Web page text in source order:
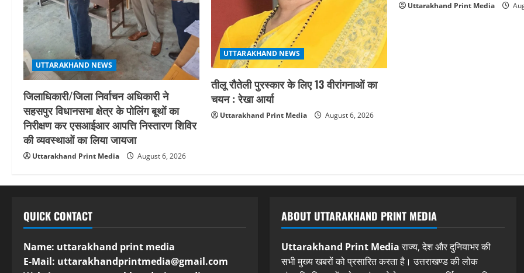
UTTARAKHAND NEWS
जिलाधिकारी/जिला निर्वाचन अधिकारी ने
सहसपुर विधानसभा क्षेत्र के पोलिंग बूथों का
निरीक्षण कर एसआईआर आपत्ति निस्तारण शिविर
की व्यवस्थाओं का लिया जायजा
Uttarakhand Print Media August 6, 2026
UTTARAKHAND NEWS
तीलू रौतेली पुरस्कार के लिए 13 वीरांगनाओं का
चयन : रेखा आर्या
Uttarakhand Print Media August 6, 2026
Uttarakhand Print Media
QUICK CONTACT
Name: uttarakhand print media
E-Mail: uttarakhandprintmedia@gmail.com
ABOUT UTTARAKHAND PRINT MEDIA
Uttarakhand Print Mediaराज्य, देश और दुनियाभर की
सभी मुख्य खबरों को प्रसारित करता है। उत्तराखण्ड की लोक